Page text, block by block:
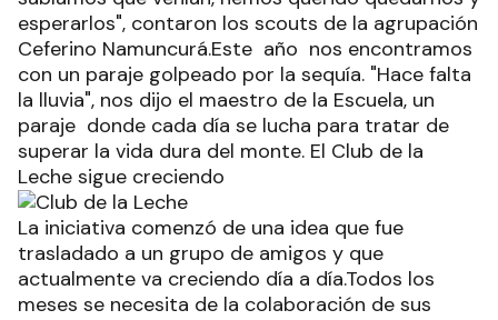
esperarlos", contaron los scouts de la agrupación
Ceferino Namuncurá.Este año nos encontramos
con un paraje golpeado por la sequía. "Hace falta
la lluvia", nos dijo el maestro de la Escuela, un
paraje donde cada día se lucha para tratar de
superar la vida dura del monte. El Club de la
Leche sigue creciendo
La iniciativa comenzó de una idea que fue
trasladado a un grupo de amigos y que
actualmente va creciendo día a día.Todos los
meses se necesita de la colaboración de sus